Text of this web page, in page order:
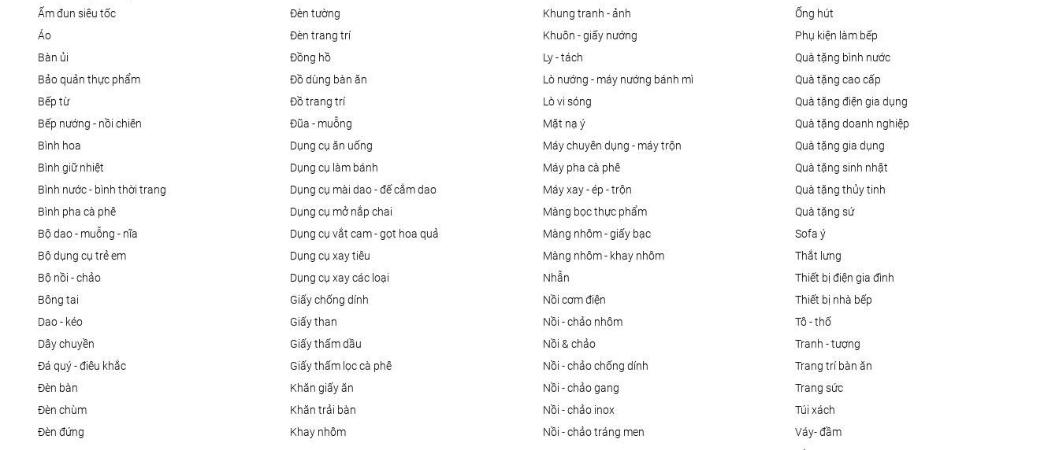
ấm đun siêu tốc
áo
bàn ủi
bảo quản thực phẩm
bếp từ
bếp nướng - nồi chiên
bình hoa
bình giữ nhiệt
bình nước - bình thời trang
bình pha cà phê
bộ dao - muỗng - nĩa
bộ dụng cụ trẻ em
bộ nồi - chảo
bông tai
dao - kéo
dây chuyền
đá quý - điêu khắc
đèn bàn
đèn chùm
đèn đứng
đèn tường
đèn trang trí
đồng hồ
đồ dùng bàn ăn
đồ trang trí
đũa - muỗng
dụng cụ ăn uống
dụng cụ làm bánh
dụng cụ mài dao - đế cắm dao
dụng cụ mở nắp chai
dụng cụ vắt cam - gọt hoa quả
dụng cụ xay tiêu
dụng cụ xay các loại
giấy chống dính
giấy than
giấy thấm dầu
giấy thấm lọc cà phê
khăn giấy ăn
khăn trải bàn
khay nhôm
khung tranh - ảnh
khuôn - giấy nướng
ly - tách
lò nướng - máy nướng bánh mì
lò vi sóng
mặt nạ ý
máy chuyên dụng - máy trộn
máy pha cà phê
máy xay - ép - trộn
màng bọc thực phẩm
màng nhôm - giấy bạc
màng nhôm - khay nhôm
nhẫn
nồi cơm điện
nồi - chảo nhôm
nồi & chảo
nồi - chảo chống dính
nồi - chảo gang
nồi - chảo inox
nồi - chảo tráng men
ống hút
phụ kiện làm bếp
quà tặng bình nước
quà tặng cao cấp
quà tặng điện gia dụng
quà tặng doanh nghiệp
quà tặng gia dụng
quà tặng sinh nhật
quà tặng thủy tinh
quà tặng sứ
sofa ý
thắt lưng
thiết bị điện gia đình
thiết bị nhà bếp
tô - thố
tranh - tượng
trang trí bàn ăn
trang sức
túi xách
váy- đầm